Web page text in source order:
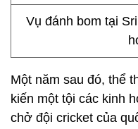
Vụ đánh bom tại
Một năm sau đó, thể
kiến một tội các kinh
chở đội cricket của